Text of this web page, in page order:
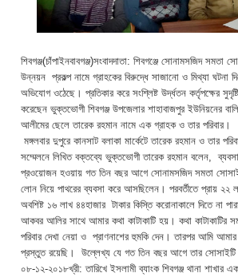
শিবগঞ্জ(চাঁপাইনবাবগঞ্জ)সংবাদদাতা: শিবগঞ্জে সোনামসজিদ
উন্নয়ন প্রকল্প নামে গ্রাহকের বিরুদ্ধে সাজানো ও মিথ্যা ঘটনা
অভিযোগ ওঠেছে। প্রতিকার করে সংশ্লিষ্ট উর্দ্ধতন কর্তৃপক্ষের
করেছেন ভুক্তভোগী শিবগঞ্জ উপজেলার শাহাবাজপুর ইউনিয়নের
আলীমের ছেলে তারেক রহমান নামে এক গ্রাহক ও তার পরিবার।
মঙ্গলবার দুপুরে কানসাট বলাকা মার্কেটে তারেক রহমান ও তার
সম্মেলনে লিখিত বক্তব্যে ভুক্তভোগী তারেক রহমান বলেন, ব্যবসা
প্রওয়োজন হওয়ায় গত তিন বছর আগে সোনামসজিদ সমতা
লোন নিয়ে পাথরের ব্যবসা করে আসছিলেন। পরবর্তীতে প্রায় ২২
অবশিষ্ট ১৬ লাখ ৪৪হাজার টাকার কিস্তি করোনাকালে দিতে না
আকবর আলির সাথে আমার কথা কাটাকাটি হয়। কথা কাটাকাটির
পরিবার দেখা নেয়া ও প্রাণনাশের হুমকি দেন। তারপর আমি আমার
প্রস্তুত রয়েছি। উল্লেখ্য যে গত তিন বছর আগে তার
০৮-১২-২০১৮খ্রী: তারিখে ইসলামী ব্যাংক শিবগঞ্জ থানা শাখার